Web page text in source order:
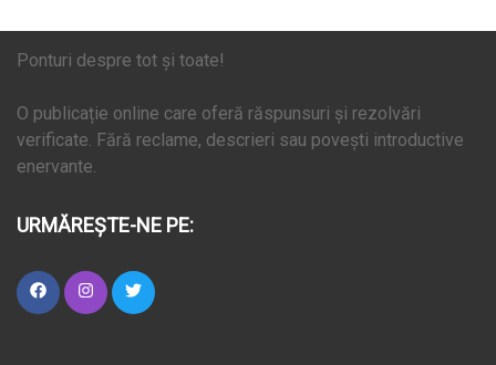
Ponturi despre tot și toate!
O publicație online care oferă răspunsuri și rezolvări
verificate. Fără reclame, descrieri sau povești introductive
enervante.
URMĂREȘTE-NE PE: